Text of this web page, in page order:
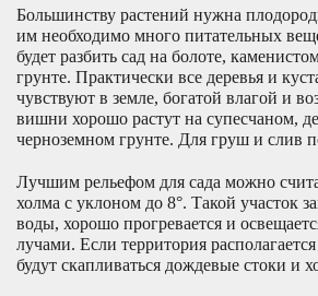
Большинству растений нужна
им необходимо много питательных
будет разбить сад на болоте,
грунте. Практически все деревья и
чувствуют в земле, богатой влагой и
вишни хорошо растут на супесчаном,
черноземном грунте. Для груш и слив
Лучшим рельефом для сада можно
холма с уклоном до 8°. Такой участок
воды, хорошо прогревается и
лучами. Если территория
будут скапливаться дождевые стоки и